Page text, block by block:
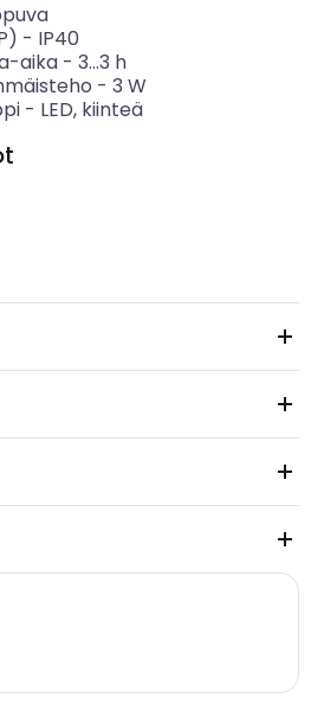
- IP40
aika- 3...3 h
- 3 W
- LED, kiinteä